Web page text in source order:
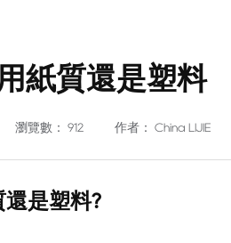
紙質還是塑料
瀏覽數： 912 作者： China LIJIE
還是塑料?